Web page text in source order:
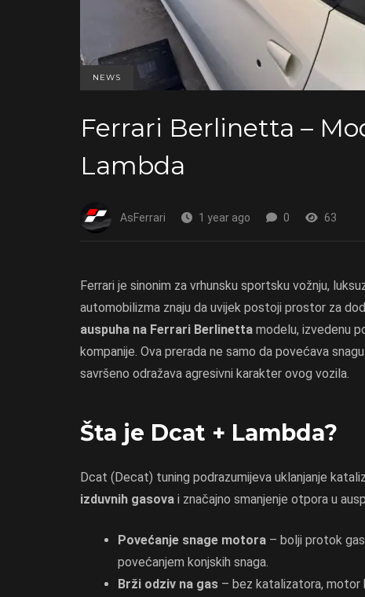
NEWS
Ferrari Berlinetta –
Lambda
AsFerrari 1 year ago 0 63
Ferrari je sinonim za vrhunsku sportsku vožnju,
automobilizma znaju da uvijek postoji prostor za
auspuha na Ferrari Berlinetta modelu, izvedenu
kompanije. Ova prerada ne samo da povećava
savršeno odražava agresivni karakter ovog vozila.
Šta je Dcat + Lambda?
Dcat (Decat) tuning podrazumijeva uklanjanje
izduvnih gasova i značajno smanjenje otpora u
Povećanje snage motora – bolji protok
povećanjem konjskih snaga.
Brži odziv na gas – bez katalizatora, motor